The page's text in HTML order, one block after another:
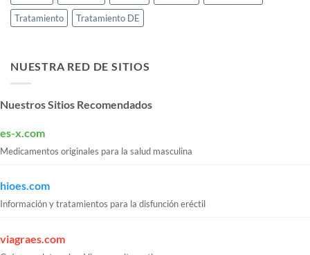
Tratamiento
Tratamiento DE
NUESTRA RED DE SITIOS
Nuestros Sitios Recomendados
es-x.com
Medicamentos originales para la salud masculina
hioes.com
Información y tratamientos para la disfunción eréctil
viagraes.com